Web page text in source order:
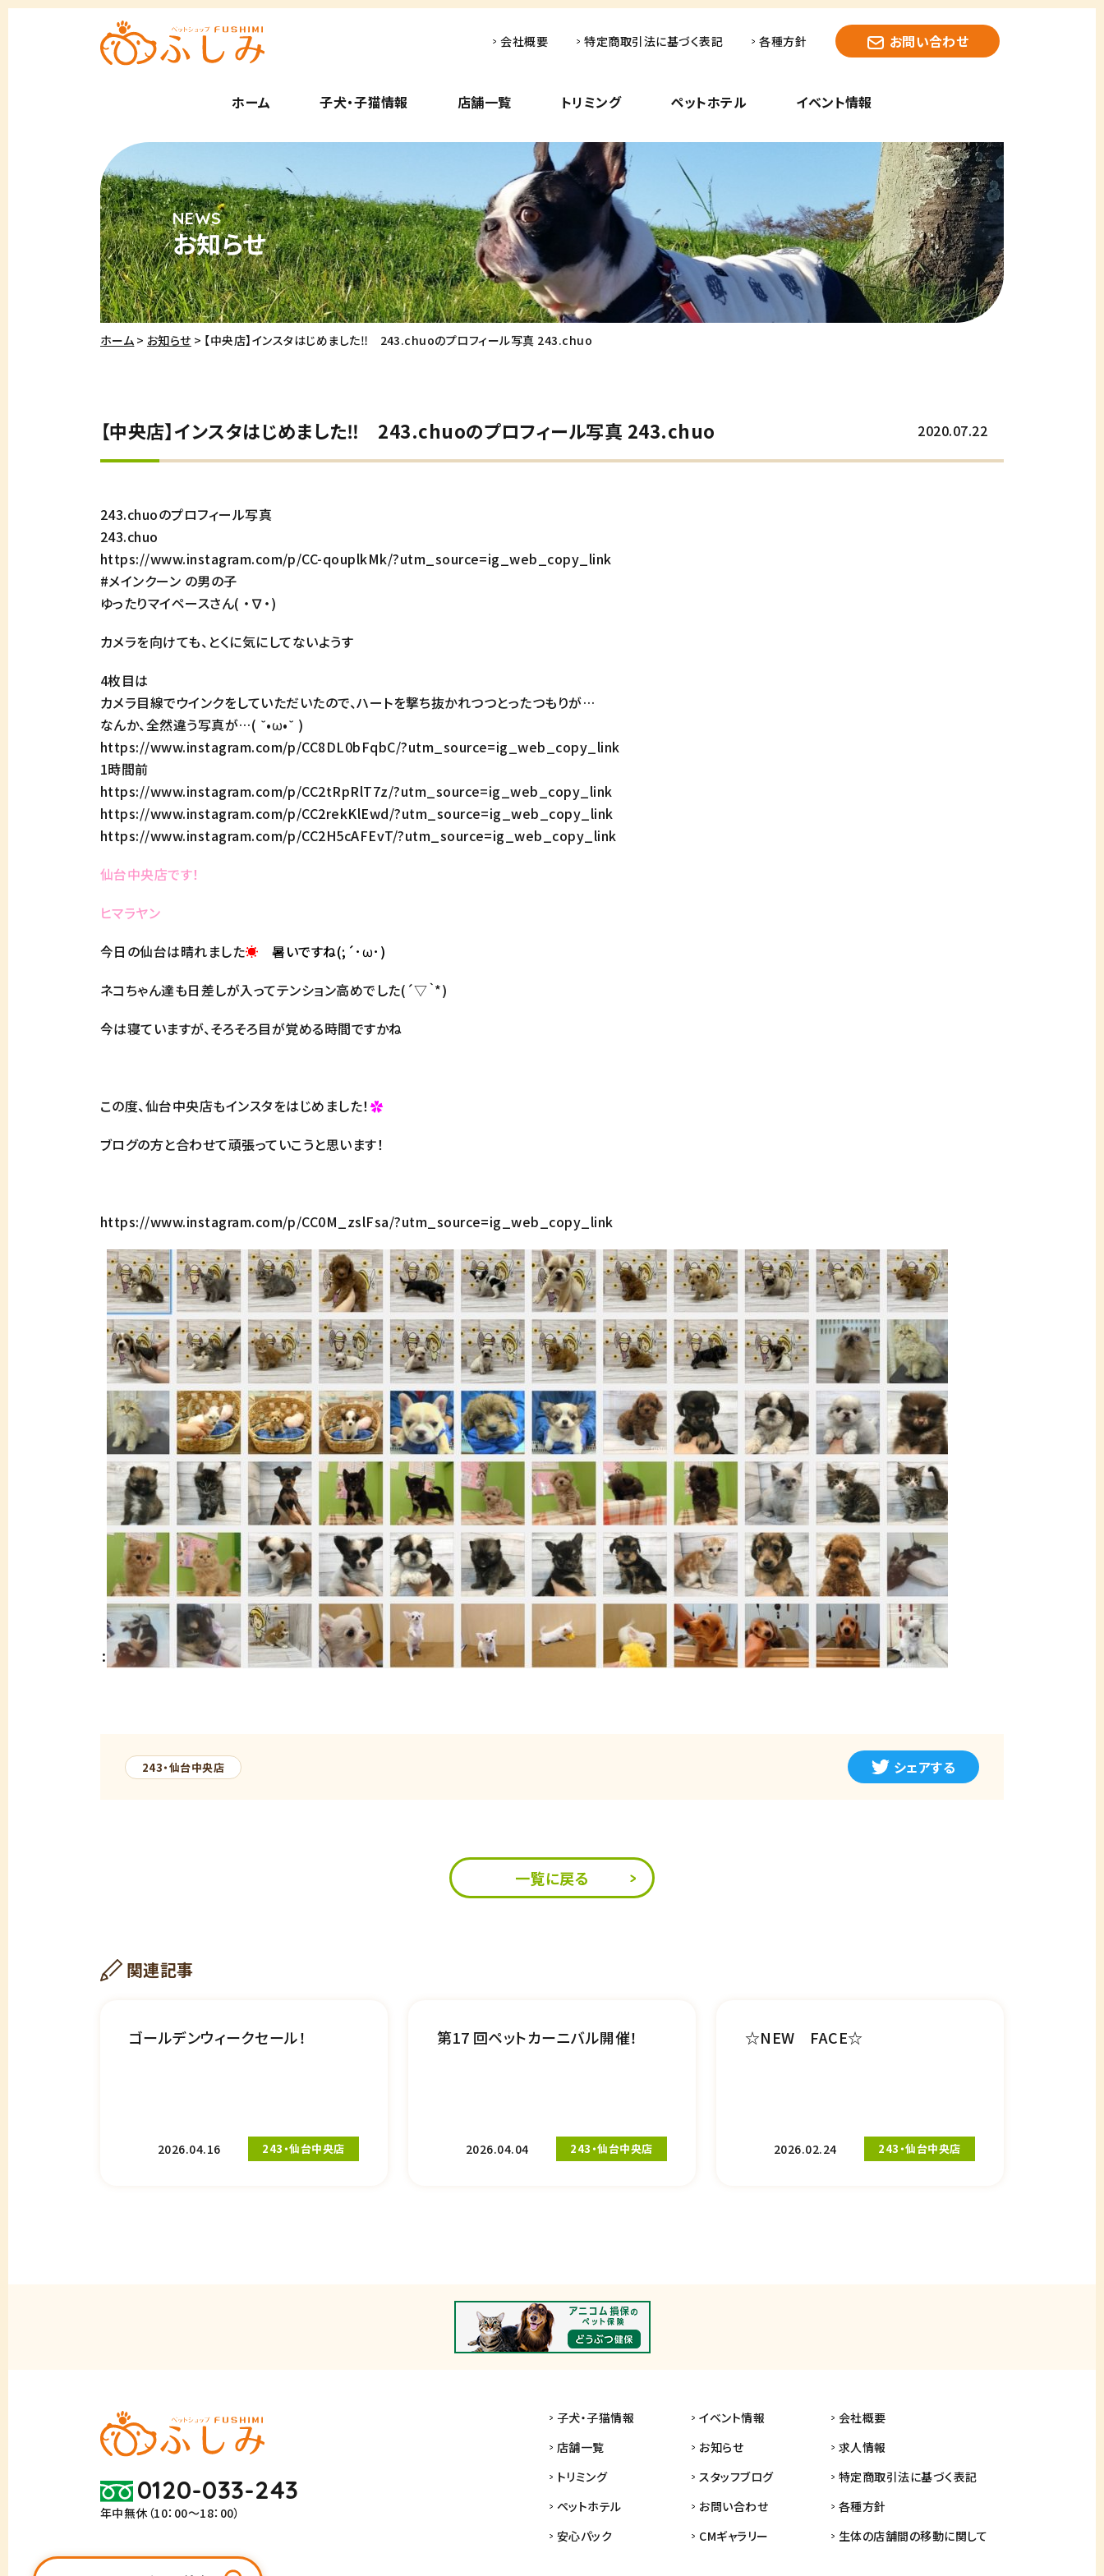
ホーム 子犬・子猫情報 店舗一覧 トリミング ペットホテル イベント情報
会社概要 特定商取引法に基づく表記 各種方針 お問い合わせ
お知らせ
ホーム お知らせ 【中央店】インスタはじめました‼ 243.chuoのプロフィール写真 243.chuo
2020.07.22
【中央店】インスタはじめました‼ 243.chuoのプロフィール写真 243.chuo
243.chuoのプロフィール写真
243.chuo
https://www.instagram.com/p/CC-qouplkMk/?utm_source=ig_web_copy_link
#メインクーン の男の子
ゆったりマイペースさん( ・∇・)
カメラを向けても、とくに気にしてないようす
4枚目は
カメラ目線でウインクをしていただいたので、ハートを撃ち抜かれつつとったつもりが…
なんか、全然違う写真が…( ˘•ω•˘ )
https://www.instagram.com/p/CC8DL0bFqbC/?utm_source=ig_web_copy_link
1時間前
https://www.instagram.com/p/CC2tRpRlT7z/?utm_source=ig_web_copy_link
https://www.instagram.com/p/CC2rekKlEwd/?utm_source=ig_web_copy_link
https://www.instagram.com/p/CC2H5cAFEvT/?utm_source=ig_web_copy_link
仙台中央店です！
ヒマラヤン
今日の仙台は晴れました☀暑いですね(;´･ω･)
ネコちゃん達も日差しが入ってテンション高めでした(´▽｀*)
今は寝ていますが、そろそろ目が覚める時間ですかね
この度、仙台中央店もインスタをはじめました！✿
ブログの方と合わせて頑張っていこうと思います！
https://www.instagram.com/p/CC0M_zslFsa/?utm_source=ig_web_copy_link
：
243・仙台中央店 シェアする
一覧に戻る
関連記事
ゴールデンウィークセール！
2026.04.16 243・仙台中央店
第17 回ペットカーニバル開催！
2026.04.04 243・仙台中央店
☆NEW FACE☆
2026.02.24 243・仙台中央店
0120-033-243
年中無休（10：00～18：00）
子犬・子猫情報
店舗一覧
トリミング
ペットホテル
安心パック
イベント情報
お知らせ
スタッフブログ
お問い合わせ
CMギャラリー
会社概要
求人情報
特定商取引法に基づく表記
各種方針
生体の店舗間の移動に関して